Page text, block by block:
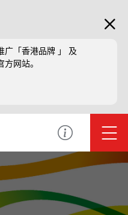
广「香港品牌 」 及
网站。